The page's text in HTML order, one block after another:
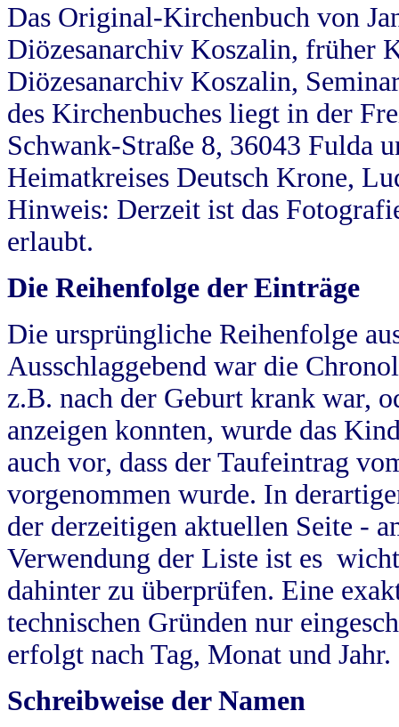
Das Original-Kirchenbuch von
Diözesanarchiv Koszalin, früher
Diözesanarchiv Koszalin,
des Kirchenbuches liegt in der
Schwank-Straße 8, 36043 Fulda
Heimatkreises Deutsch Krone,
Hinweis: Derzeit ist das
erlaubt.
Die Reihenfolge der Einträge
Die ursprüngliche Reihenfolge
Ausschlaggebend war die
z.B. nach der Geburt krank war,
anzeigen konnten, wurde das
auch vor, dass der Taufeintrag
vorgenommen wurde. In
der derzeitigen aktuellen Seite -
Verwendung der Liste ist es
dahinter zu überprüfen. Eine
technischen Gründen nur
erfolgt nach Tag, Monat und Jahr.
Schreibweise der Namen